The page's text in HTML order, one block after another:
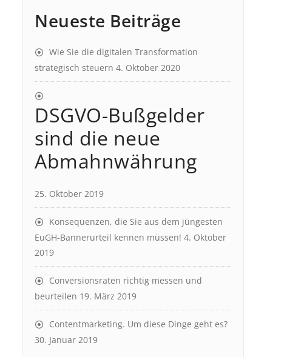
Neueste Beiträge
Wie Sie die digitalen Transformation
strategisch steuern 4. Oktober 2020
DSGVO-Bußgelder
sind die neue
Abmahnwährung
25. Oktober 2019
Konsequenzen, die Sie aus dem jüngesten
EuGH-Bannerurteil kennen müssen! 4. Oktober
2019
Conversionsraten richtig messen und
beurteilen 19. März 2019
Contentmarketing. Um diese Dinge geht es?
30. Januar 2019